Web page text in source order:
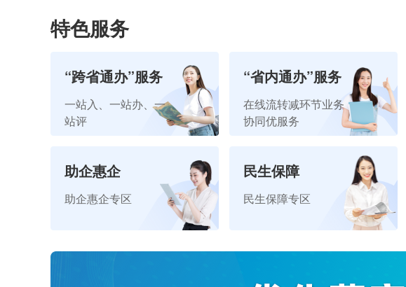
特色服务
“跨省通办”服务
一站入、一站办、一
站评
“省内通办”服务
在线流转减环节业务
协同优服务
助企惠企
助企惠企专区
民生保障
民生保障专区